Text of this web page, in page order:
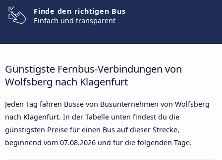
Finde den richtigen Bus
Einfach und transparent
Günstigste Fernbus-Verbindungen von
Wolfsberg nach Klagenfurt
Jeden Tag fahren Busse von Busunternehmen von Wolfsberg
nach Klagenfurt. In der Tabelle unten findest du die
günstigsten Preise für einen Bus auf dieser Strecke,
beginnend vom 07.08.2026 und für die folgenden Tage.